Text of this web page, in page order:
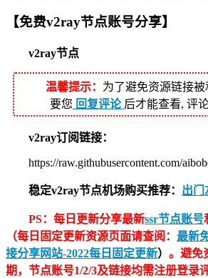
【免费v2ray节点账号分享】
v2ray节点
温馨提示： 为了避免资源链接
要您 回复评论 后才能查看, 评
v2ray订阅链接：
https://raw.githubusercontent.com/
稳定v2ray节点机场购买推荐： 出门
PS：每日更新分享最新ssr节点账号
（每日固定更新资源页面请查阅： 最新
接分享网站-2022每日固定更新） 。避免
期，节点账号1/2/3及链接均需注册登录